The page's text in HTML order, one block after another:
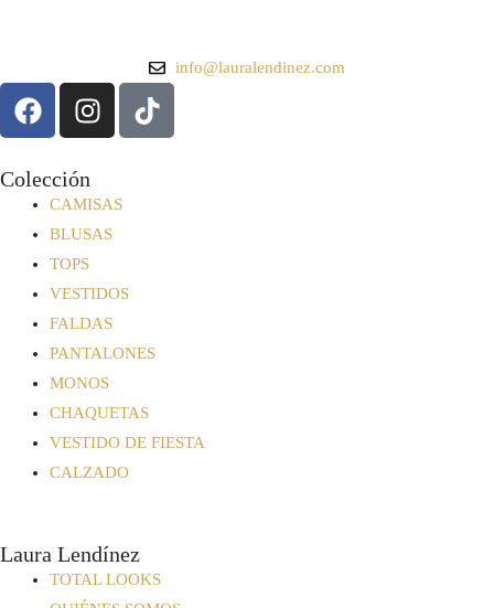
info@lauralendinez.com
Colección
CAMISAS
BLUSAS
TOPS
VESTIDOS
FALDAS
PANTALONES
MONOS
CHAQUETAS
VESTIDO DE FIESTA
CALZADO
Laura Lendínez
TOTAL LOOKS